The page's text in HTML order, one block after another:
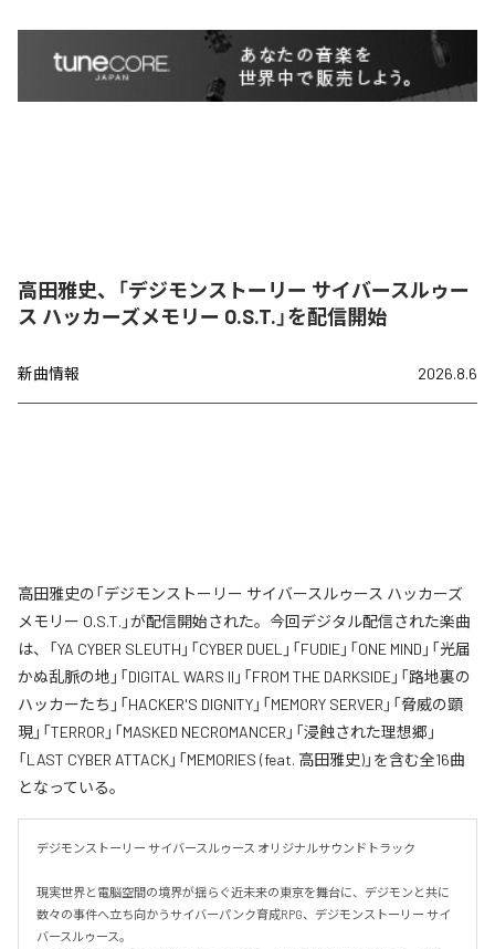
高田雅史、「デジモンストーリー サイバースルゥー
ス ハッカーズメモリー O.S.T.」を配信開始
新曲情報 2026.8.6
高田雅史の「デジモンストーリー サイバースルゥース ハッカーズ
メモリー O.S.T.」が配信開始された。今回デジタル配信された楽曲
は、「YA CYBER SLEUTH」「CYBER DUEL」「FUDIE」「ONE MIND」「光届
かぬ乱脈の地」「DIGITAL WARS II」「FROM THE DARKSIDE」「路地裏の
ハッカーたち」「HACKER'S DIGNITY」「MEMORY SERVER」「脅威の顕
現」「TERROR」「MASKED NECROMANCER」「浸蝕された理想郷」
「LAST CYBER ATTACK」「MEMORIES (feat. 高田雅史)」を含む全16曲
となっている。
デジモンストーリー サイバースルゥース オリジナルサウンドトラック
現実世界と電脳空間の境界が揺らぐ近未来の東京を舞台に、デジモンと共に
数々の事件へ立ち向かうサイバーパンク育成RPG、デジモンストーリー サイ
バースルゥース。